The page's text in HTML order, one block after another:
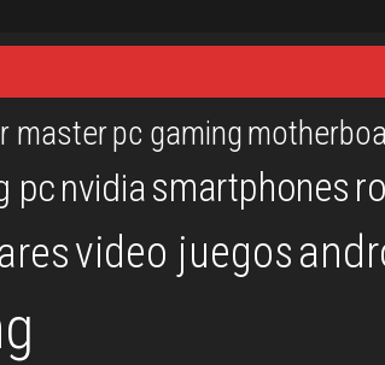
masterpc gaming
pcnvidiasmartphones
video juegos